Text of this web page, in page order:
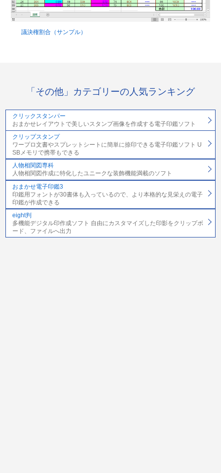
議決権割合（サンプル）
「その他」カテゴリーの人気ランキング
クリックスタンパー
おまかせレイアウトで美しいスタンプ画像を作成する電子印鑑ソフト
クリップスタンプ
ワープロ文書やスプレットシートに簡単に捺印できる電子印鑑ソフト U
SBメモリで携帯もできる
人物相関図専科
人物相関図作成に特化したユニークな装飾機能満載のソフト
おまかせ電子印鑑3
印鑑用フォントが30書体も入っているので、より本格的な見栄えの電子
印鑑が作成できる
eight判
多機能デジタル印作成ソフト 自由にカスタマイズした印影をクリップボ
ード、ファイルへ出力